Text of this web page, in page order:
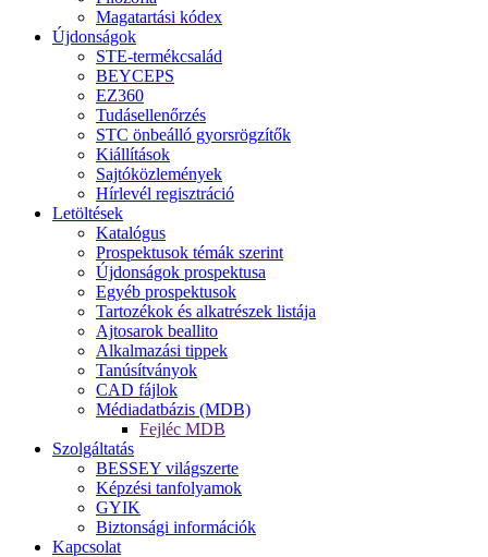
Magatartási kódex
Újdonságok
STE-termékcsalád
BEYCEPS
EZ360
Tudásellenőrzés
STC önbeálló gyorsrögzítők
Kiállítások
Sajtóközlemények
Hírlevél regisztráció
Letöltések
Katalógus
Prospektusok témák szerint
Újdonságok prospektusa
Egyéb prospektusok
Tartozékok és alkatrészek listája
Ajtosarok beallito
Alkalmazási tippek
Tanúsítványok
CAD fájlok
Médiadatbázis (MDB)
Fejléc MDB
Szolgáltatás
BESSEY világszerte
Képzési tanfolyamok
GYIK
Biztonsági információk
Kapcsolat